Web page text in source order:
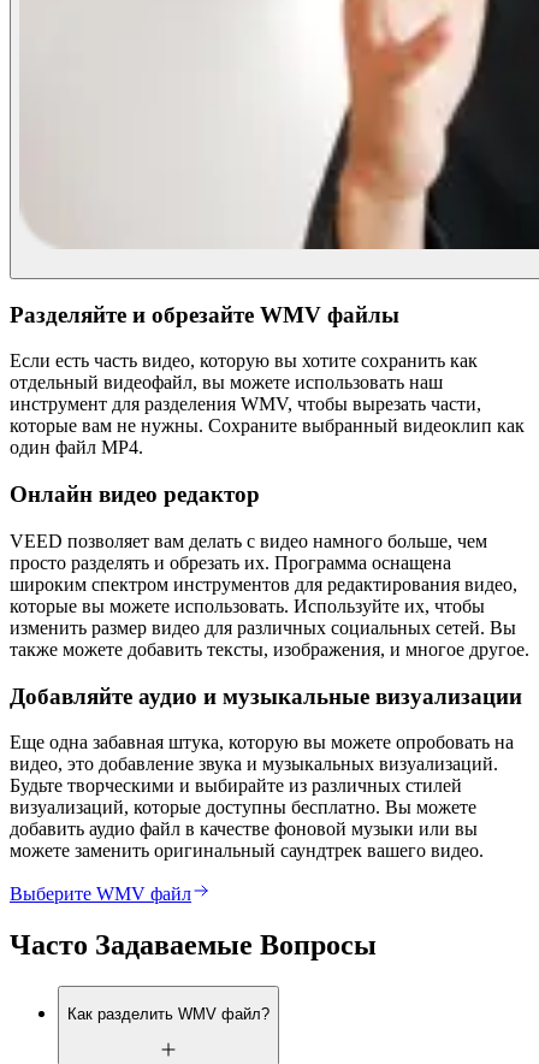
Разделяйте и обрезайте WMV файлы
Если есть часть видео, которую вы хотите сохранить как
отдельный видеофайл, вы можете использовать наш
инструмент для разделения WMV, чтобы вырезать части,
которые вам не нужны. Сохраните выбранный видеоклип как
один файл MP4.
Онлайн видео редактор
VEED позволяет вам делать с видео намного больше, чем
просто разделять и обрезать их. Программа оснащена
широким спектром инструментов для редактирования видео,
которые вы можете использовать. Используйте их, чтобы
изменить размер видео для различных социальных сетей. Вы
также можете добавить тексты, изображения, и многое другое.
Добавляйте аудио и музыкальные визуализации
Еще одна забавная штука, которую вы можете опробовать на
видео, это добавление звука и музыкальных визуализаций.
Будьте творческими и выбирайте из различных стилей
визуализаций, которые доступны бесплатно. Вы можете
добавить аудио файл в качестве фоновой музыки или вы
можете заменить оригинальный саундтрек вашего видео.
Выберите WMV файл
Часто Задаваемые Вопросы
Как разделить WMV файл?